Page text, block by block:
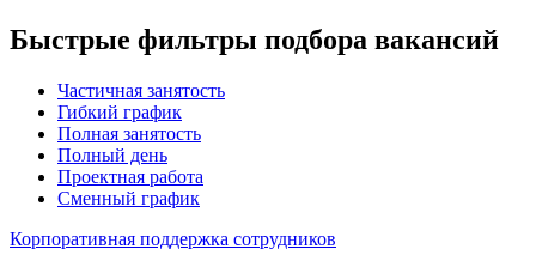
Быстрые фильтры подбора вакансий
Частичная занятость
Гибкий график
Полная занятость
Полный день
Проектная работа
Сменный график
Корпоративная поддержка сотрудников